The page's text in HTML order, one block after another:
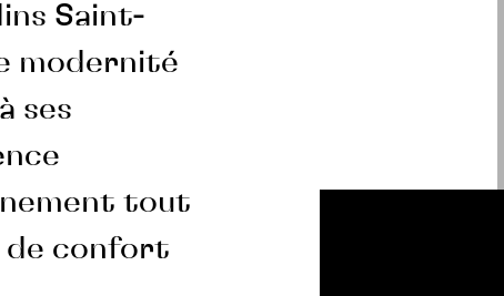
Saint-
modernité
ses
tout
de confort